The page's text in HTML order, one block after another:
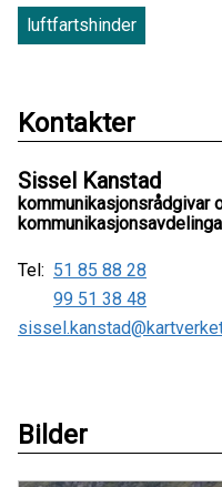
luftfartshinder
Kontakter
Sissel Kanstad
kommunikasjonsrådgivar
Tel: 51 85 88 28
99 51 38 48
Bilder